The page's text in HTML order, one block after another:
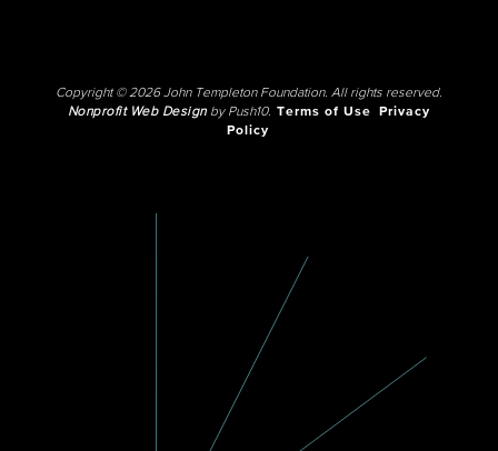
Copyright © 2026 John Templeton Foundation. All rights reserved.
Nonprofit Web Designby Push10. Terms of Use
Privacy
Policy